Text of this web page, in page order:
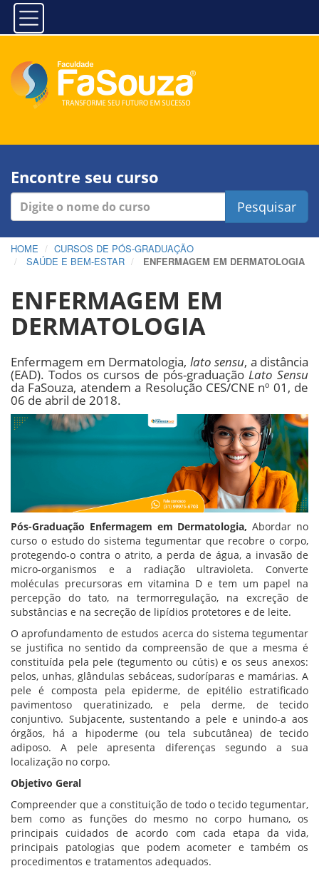
Encontre seu curso
Pesquisar
HOME
CURSOS DE PÓS-GRADUAÇÃO
SAÚDE E BEM-ESTAR
ENFERMAGEM EM DERMATOLOGIA
ENFERMAGEM EM
DERMATOLOGIA
Enfermagem em Dermatologia, lato sensu, a distância
(EAD). Todos os cursos de pós-graduação Lato Sensu
da FaSouza, atendem a Resolução CES/CNE nº 01, de
06 de abril de 2018.
Pós-Graduação Enfermagem em Dermatologia, Abordar no
curso o estudo do sistema tegumentar que recobre o corpo,
protegendo-o contra o atrito, a perda de água, a invasão de
micro-organismos e a radiação ultravioleta. Converte
moléculas precursoras em vitamina D e tem um papel na
percepção do tato, na termorregulação, na excreção de
substâncias e na secreção de lipídios protetores e de leite.
O aprofundamento de estudos acerca do sistema tegumentar
se justifica no sentido da compreensão de que a mesma é
constituída pela pele (tegumento ou cútis) e os seus anexos:
pelos, unhas, glândulas sebáceas, sudoríparas e mamárias. A
pele é composta pela epiderme, de epitélio estratificado
pavimentoso queratinizado, e pela derme, de tecido
conjuntivo. Subjacente, sustentando a pele e unindo-a aos
órgãos, há a hipoderme (ou tela subcutânea) de tecido
adiposo. A pele apresenta diferenças segundo a sua
localização no corpo.
Objetivo Geral
Compreender que a constituição de todo o tecido tegumentar,
bem como as funções do mesmo no corpo humano, os
principais cuidados de acordo com cada etapa da vida,
principais patologias que podem acometer e também os
procedimentos e tratamentos adequados.